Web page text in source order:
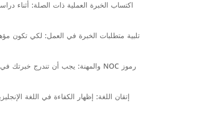
اكتساب الخبرة العملية ذات الصلة: أثناء